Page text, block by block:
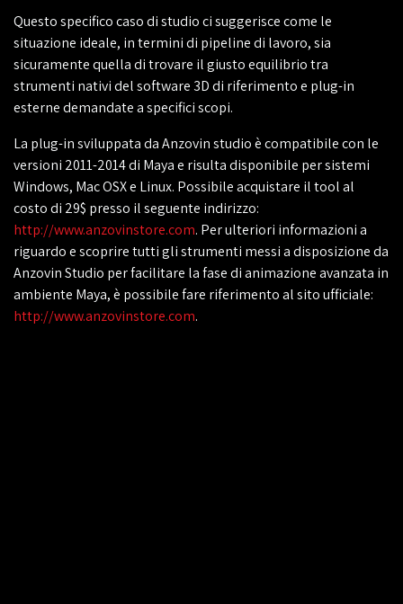
Questo specifico caso di studio ci suggerisce come le
situazione ideale, in termini di pipeline di lavoro, sia
sicuramente quella di trovare il giusto equilibrio tra
strumenti nativi del software 3D di riferimento e plug-in
esterne demandate a specifici scopi.
La plug-in sviluppata da Anzovin studio è compatibile con le
versioni 2011-2014 di Maya e risulta disponibile per sistemi
Windows, Mac OSX e Linux. Possibile acquistare il tool al
costo di 29$ presso il seguente indirizzo:
http://www.anzovinstore.com. Per ulteriori informazioni a
riguardo e scoprire tutti gli strumenti messi a disposizione da
Anzovin Studio per facilitare la fase di animazione avanzata in
ambiente Maya, è possibile fare riferimento al sito ufficiale:
http://www.anzovinstore.com.